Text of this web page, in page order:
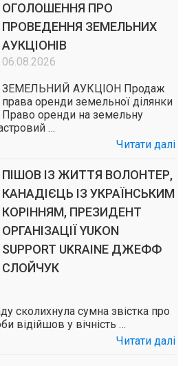
ОГОЛОШЕННЯ ПРО
ПРОВЕДЕННЯ ЗЕМЕЛЬНИХ
АУКЦІОНІВ
06.08.2026
ЗЕМЕЛЬНИЙ АУКЦІОН Продаж
права оренди земельної ділянки
Право оренди на земельну
…
Читати далі
ПІШОВ ІЗ ЖИТТЯ ВОЛОНТЕР,
КАНАДІЄЦЬ ІЗ УКРАЇНСЬКИМ
КОРІННЯМ, ПРЕЗИДЕНТ
ОРГАНІЗАЦІЇ YUKON
SUPPORT UKRAINE ДЖЕФФ
СЛОЙЧУК
сколихнула сумна звістка про
відійшов у вічність …
Читати далі